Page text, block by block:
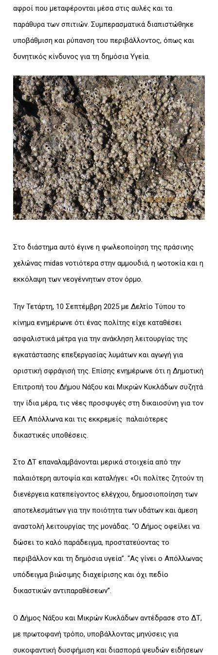
αφροί που μεταφέρονται μέσα στις αυλές και τα
παράθυρα των σπιτιών. Συμπερασματικά διαπιστώθηκε
υποβάθμιση και ρύπανση του περιβάλλοντος, όπως και
δυνητικός κίνδυνος για τη δημόσια Υγεία.
Στο διάστημα αυτό έγινε η φωλεοποίηση της πράσινης
χελώνας midas νοτιότερα στην αμμουδιά, η ωοτοκία και η
εκκόλαψη των νεογέννητων στον όρμο.
Την Τετάρτη, 10 Σεπτέμβρη 2025 με Δελτίο Τύπου το
κίνημα ενημέρωνε ότι ένας πολίτης είχε καταθέσει
ασφαλιστικά μέτρα για την ανάκληση λειτουργίας της
εγκατάστασης επεξεργασίας λυμάτων και αγωγή για
οριστική σφράγισή της. Επίσης ενημέρωνε ότι η Δημοτική
Επιτροπή του Δήμου Νάξου και Μικρών Κυκλάδων συζητά
την ίδια μέρα, τις νέες προσφυγές στη δικαιοσύνη για τον
ΕΕΛ Απόλλωνα και τις εκκρεμείς παλαιότερες
δικαστικές υποθέσεις.
Στο ΔΤ επαναλαμβάνονται μερικά στοιχεία από την
παλαιότερη αυτοψία και καταλήγει: «Οι πολίτες ζητούν τη
διενέργεια κατεπείγοντος ελέγχου, δημοσιοποίηση των
αποτελεσμάτων για την ποιότητα των υδάτων και άμεση
αναστολή λειτουργίας της μονάδας. “Ο Δήμος οφείλει να
δώσει το καλό παράδειγμα, προστατεύοντας το
περιβάλλον και τη δημόσια υγεία”. “Ας γίνει ο Απόλλωνας
υπόδειγμα βιώσιμης διαχείρισης και όχι πεδίο
δικαστικών αντιπαραθέσεων”.
Ο Δήμος Νάξου και Μικρών Κυκλάδων αντέδρασε στο ΔΤ,
με πρωτοφανή τρόπο, υποβάλλοντας μηνύσεις για
συκοφαντική δυσφήμιση και διασπορά ψευδών ειδήσεων